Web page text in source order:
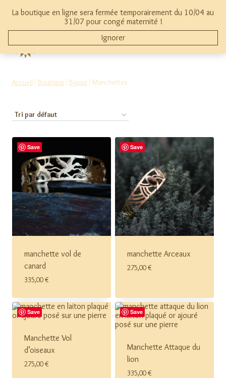
La boutique en ligne sera fermée temporairement du 10/04 au
31/07 pour congé maternité !
Ignorer
0 mon compte
THYMAMAI
Accueil / Boutique / Bijoux / Manchettes
Save
manchette vol de
canard
335,00€
Save
manchette Arceaux
275,00€
Save
Manchette Vol
d’oiseaux
275,00€
Save
Manchette Attaque du
lion
335,00€